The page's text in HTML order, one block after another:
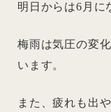
明日からは6月
梅雨は気圧の変
います。
また、疲れも出